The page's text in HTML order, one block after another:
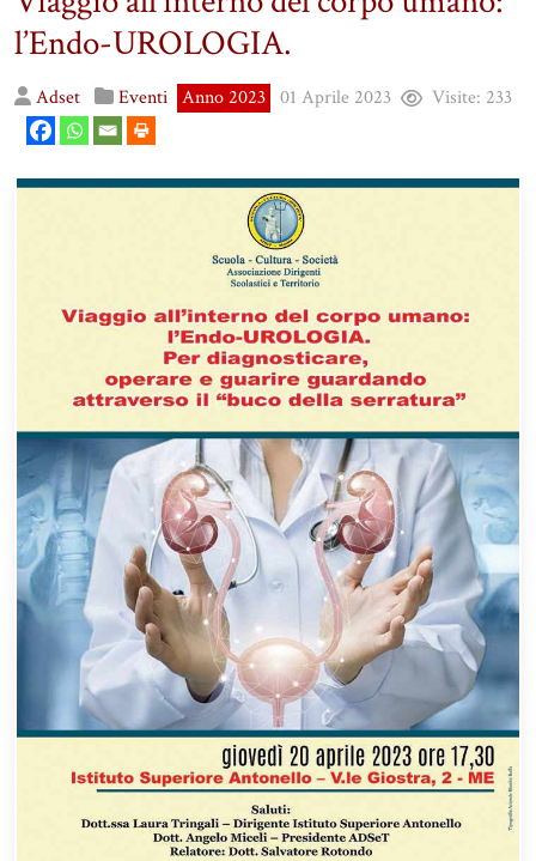
l’Endo-UROLOGIA.
Adset Eventi Anno 2023 01 Aprile 2023 Visite: 233